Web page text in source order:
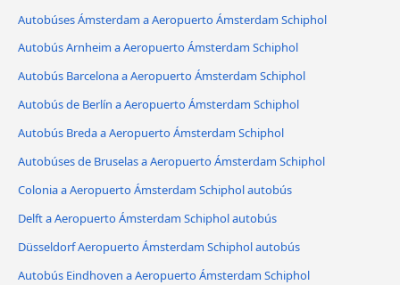
Autobúses Ámsterdam a Aeropuerto Ámsterdam Schiphol
Autobús Arnheim a Aeropuerto Ámsterdam Schiphol
Autobús Barcelona a Aeropuerto Ámsterdam Schiphol
Autobús de Berlín a Aeropuerto Ámsterdam Schiphol
Autobús Breda a Aeropuerto Ámsterdam Schiphol
Autobúses de Bruselas a Aeropuerto Ámsterdam Schiphol
Colonia a Aeropuerto Ámsterdam Schiphol autobús
Delft a Aeropuerto Ámsterdam Schiphol autobús
Düsseldorf Aeropuerto Ámsterdam Schiphol autobús
Autobús Eindhoven a Aeropuerto Ámsterdam Schiphol